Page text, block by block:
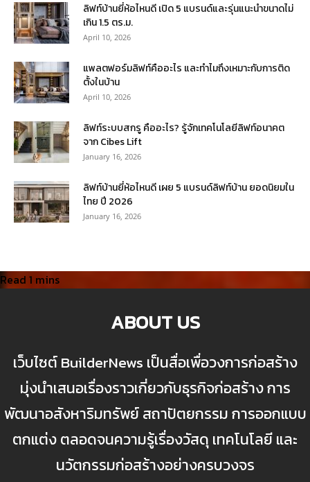
ลิฟท์บ้านยี่ห้อไหนดี เปิด 5 แบรนด์และรุ่นแนะนำขนาดไม่
เกิน 1.5 ตร.ม.
April 10, 2026
แพลตฟอร์มลิฟท์คืออะไร และทำไมถึงเหมาะกับการติด
ตั้งในบ้าน
April 10, 2026
ลิฟท์ระบบสกรู คืออะไร? รู้จักเทคโนโลยีลิฟท์อนาคต
จาก Cibes Lift
January 16, 2026
ลิฟท์บ้านยี่ห้อไหนดี เผย 5 แบรนด์ลิฟท์บ้าน ยอดนิยมใน
ไทย ปี 2026
January 16, 2026
ABOUT US
เว็บไซต์ BuilderNews เป็นสื่อเพื่อวงการก่อสร้าง
มุ่งนำเสนอเรื่องราวเกี่ยวกับธุรกิจก่อสร้าง การ
พัฒนาอสังหาริมทรัพย์ สถาปัตยกรรม การออกแบบ
ตกแต่ง ตลอดจนความรู้เรื่องวัสดุ เทคโนโลยี และ
นวัตกรรมก่อสร้างอย่างครบวงจร